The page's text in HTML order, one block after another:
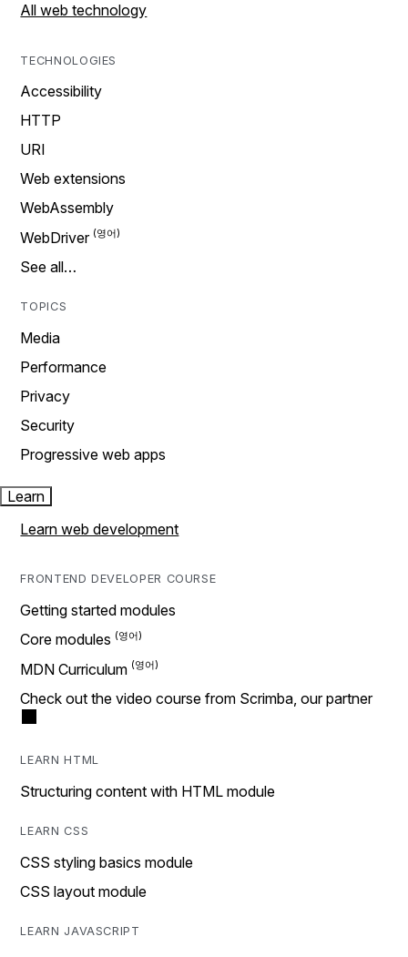
All web technology
TECHNOLOGIES
Accessibility
HTTP
URI
Web extensions
WebAssembly
WebDriver
See all…
TOPICS
Media
Performance
Privacy
Security
Progressive web apps
Learn
Learn web development
FRONTEND DEVELOPER COURSE
Getting started modules
Core modules
MDN Curriculum
Check out the video course from Scrimba, our partner
LEARN HTML
Structuring content with HTML module
LEARN CSS
CSS styling basics module
CSS layout module
LEARN JAVASCRIPT